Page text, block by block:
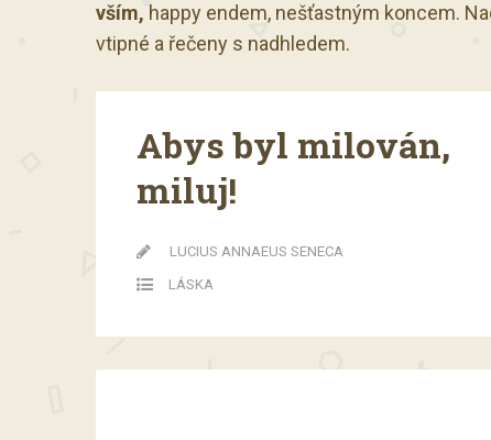
vším, happy endem, nešťastným koncem.
vtipné a řečeny s nadhledem.
Abys byl milován,
miluj!
LUCIUS ANNAEUS SENECA
LÁSKA